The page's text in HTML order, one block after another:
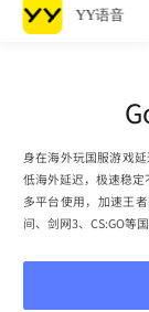
YY语音
身在海外玩国服游戏
低海外延迟，极速稳
多平台使用，加速王
间、剑网3、CS:GO等国